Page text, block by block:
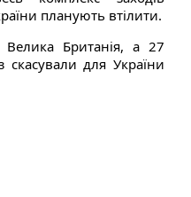
планують втілити.
Британія, а 27
скасували для України